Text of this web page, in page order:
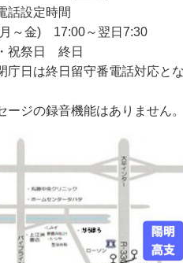
話設定時間
～金) 17:00～翌日7:30
祝祭日 終日
庁日は終日留守番電話対応と
ージの録音機能はありません。